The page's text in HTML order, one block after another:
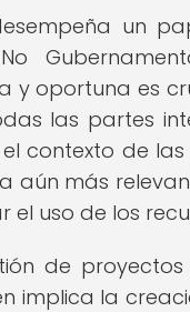
un
y oportuna es
las partes
contexto de
aún más
uso de los
de
implica la